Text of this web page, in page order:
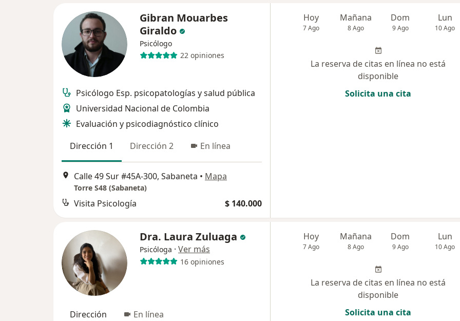
Gibran Mouarbes
Giraldo
Psicólogo
22 opiniones
Psicólogo Esp. psicopatologías y salud pública
Universidad Nacional de Colombia
Evaluación y psicodiagnóstico clínico
Dirección 1
Dirección 2 En línea
Calle 49 Sur #45A-300, Sabaneta • Mapa
Torre S48 (Sabaneta)
Visita Psicología $ 140.000
Hoy
7 Ago
Mañana
8 Ago
Dom
9 Ago
Lun
10 Ago
La reserva de citas en línea no está
disponible
Solicita una cita
Dra. Laura Zuluaga
Psicóloga · Ver más
16 opiniones
Dirección En línea
Hoy
7 Ago
Mañana
8 Ago
Dom
9 Ago
Lun
10 Ago
La reserva de citas en línea no está
disponible
Solicita una cita